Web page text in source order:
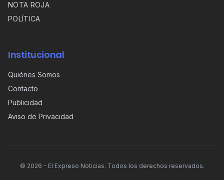
NOTA ROJA
POLÍTICA
Institucional
Quiénes Somos
Contacto
Publicidad
Aviso de Privacidad
© 2026 - El Expreso Noticias. Todos los derechos reservados.